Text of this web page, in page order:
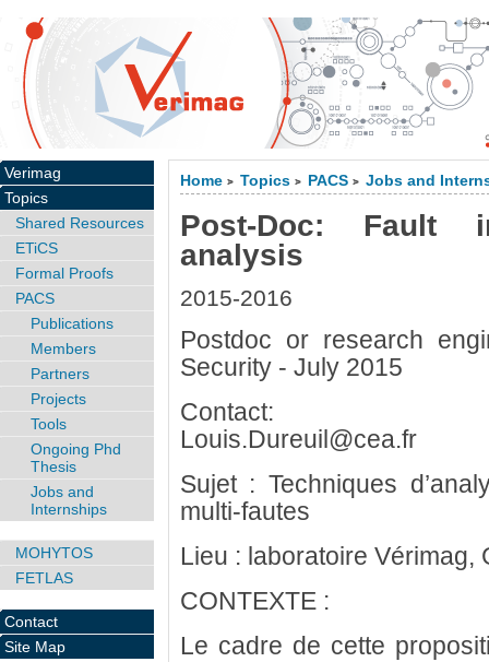
Home > Topics > PACS > Jobs and
Post-Doc: Fault
analysis
2015-2016
Postdoc or research
Security - July 2015
Contact: Marie-
Louis.Dureuil@cea.fr
Sujet : Techniques
multi-fautes
Lieu : laboratoire Vérimag,
CONTEXTE :
Le cadre de cette
Verimag
Topics
Shared Resources
ETiCS
Formal Proofs
PACS
Publications
Members
Partners
Projects
Tools
Ongoing Phd
Thesis
Jobs and
Internships
MOHYTOS
FETLAS
Contact
Site Map